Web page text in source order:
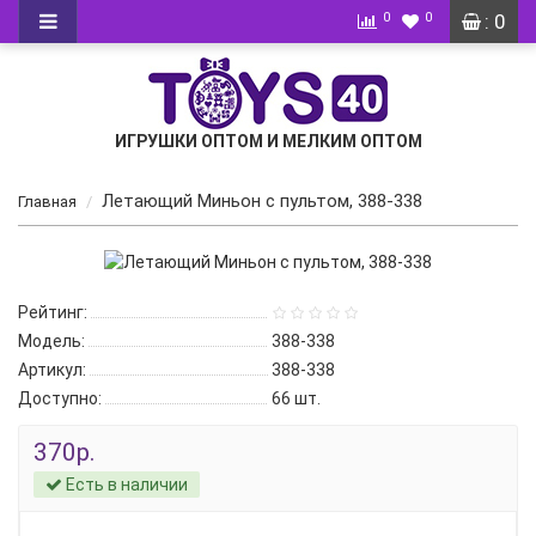
: 0
0 0
ИГРУШКИ ОПТОМ И МЕЛКИМ ОПТОМ
Главная Летающий Миньон с пультом, 388-338
Рейтинг:
Модель:
388-338
Артикул:
388-338
Доступно:
66 шт.
370р.
Есть в наличии